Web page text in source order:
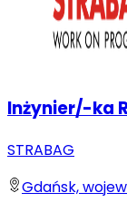
Inżynier/-ka
STRABAG
Gdańsk,